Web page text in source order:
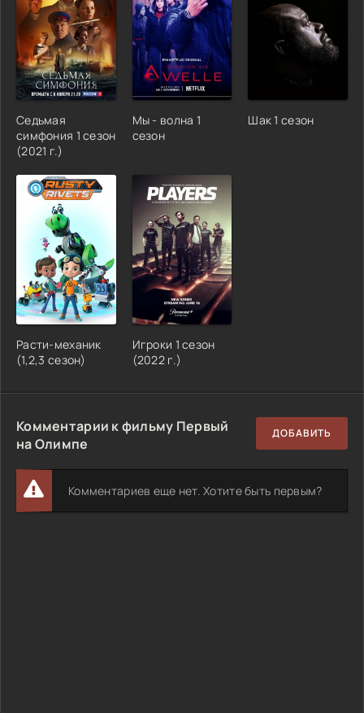
Седьмая
симфония 1 сезон
(2021 г.)
Мы - волна 1
сезон
Шак 1 сезон
Расти-механик
(1,2,3 сезон)
Игроки 1 сезон
(2022 г.)
Комментарии к фильму Первый
на Олимпе
ДОБАВИТЬ
Комментариев еще нет. Хотите быть первым?